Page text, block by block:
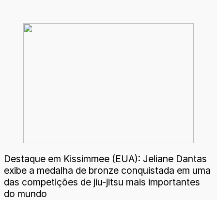
Destaque em Kissimmee (EUA): Jeliane Dantas
exibe a medalha de bronze conquistada em uma
das competições de jiu-jitsu mais importantes
do mundo